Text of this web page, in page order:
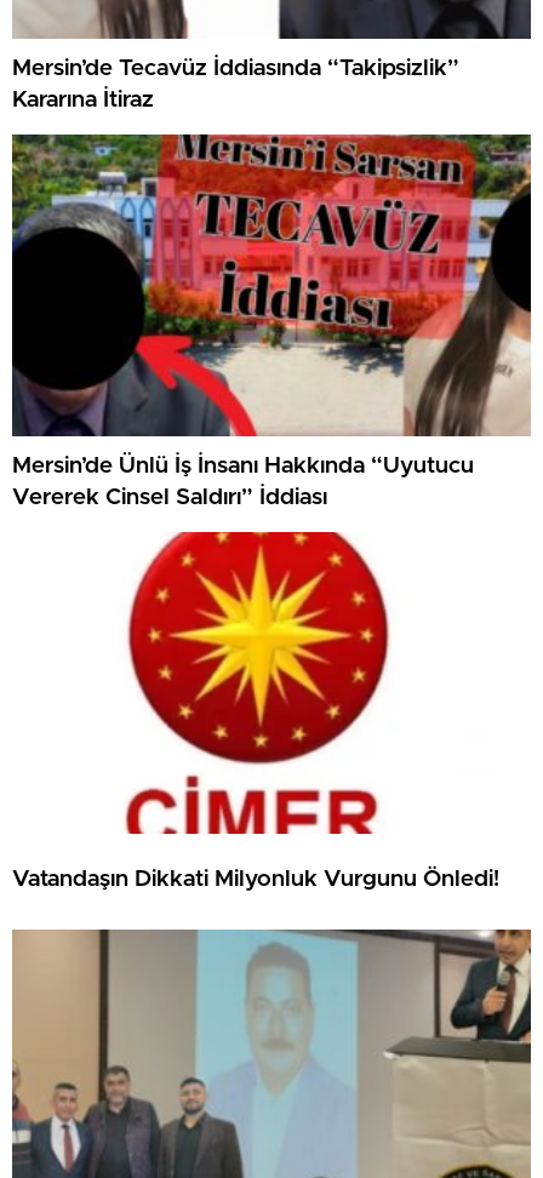
Mersin’de Tecavüz İddiasında “Takipsizlik”
Kararına İtiraz
Mersin’de Ünlü İş İnsanı Hakkında “Uyutucu
Vererek Cinsel Saldırı” İddiası
Vatandaşın Dikkati Milyonluk Vurgunu Önledi!